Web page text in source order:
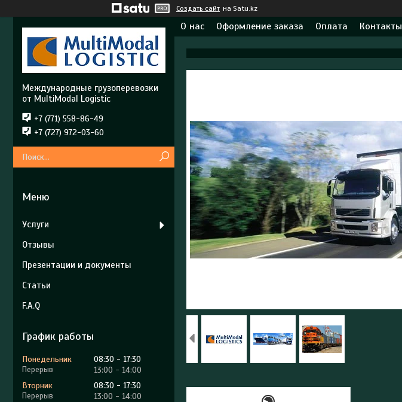
Создать сайт на Satu.kz
О нас Оформление заказа Оплата Контакты
Международные грузоперевозки
от MultiModal Logistic
+7 (771) 558-86-49
+7 (727) 972-03-60
Услуги
Отзывы
Презентации и документы
Статьи
F.A.Q
График работы
Понедельник 08:30
17:30
13:00
14:00
Вторник
08:30
17:30
13:00
14:00